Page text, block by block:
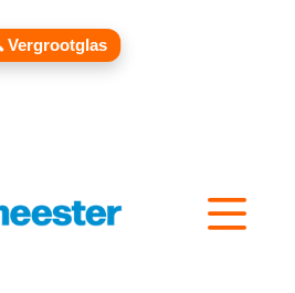
Vergrootglas